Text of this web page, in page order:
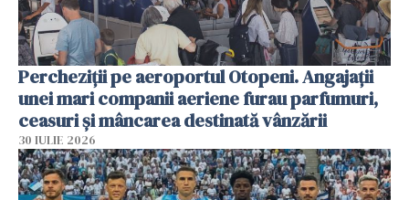
Percheziții pe aeroportul Otopeni. Angajații
unei mari companii aeriene furau parfumuri,
ceasuri și mâncarea destinată vânzării
30 IULIE 2026